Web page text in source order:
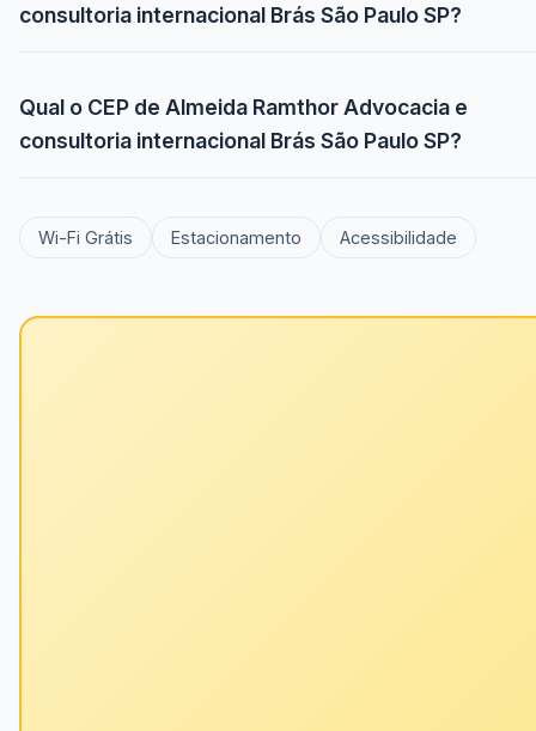
consultoria internacional Brás São Paulo SP?
Qual o CEP de Almeida Ramthor Advocacia e
consultoria internacional Brás São Paulo SP?
Wi-Fi Grátis Estacionamento Acessibilidade